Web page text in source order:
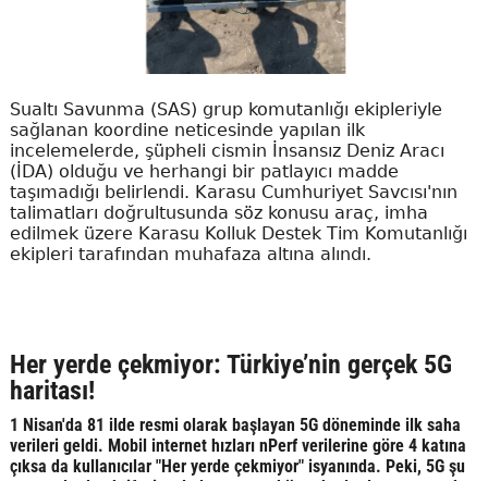
Sualtı Savunma (SAS) grup komutanlığı ekipleriyle
sağlanan koordine neticesinde yapılan ilk
incelemelerde, şüpheli cismin İnsansız Deniz Aracı
(İDA) olduğu ve herhangi bir patlayıcı madde
taşımadığı belirlendi. Karasu Cumhuriyet Savcısı'nın
talimatları doğrultusunda söz konusu araç, imha
edilmek üzere Karasu Kolluk Destek Tim Komutanlığı
ekipleri tarafından muhafaza altına alındı.
Her yerde çekmiyor: Türkiye’nin gerçek 5G
haritası!
1 Nisan'da 81 ilde resmi olarak başlayan 5G döneminde ilk saha
verileri geldi. Mobil internet hızları nPerf verilerine göre 4 katına
çıksa da kullanıcılar "Her yerde çekmiyor" isyanında. Peki, 5G şu